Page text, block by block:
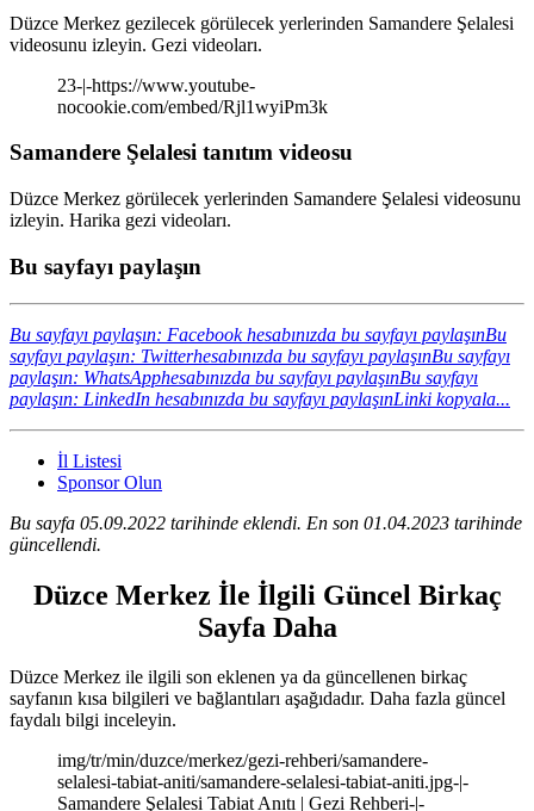
Düzce Merkez gezilecek görülecek yerlerinden Samandere Şelalesi
videosunu izleyin. Gezi videoları.
23-|-https://www.youtube-
nocookie.com/embed/Rjl1wyiPm3k
Samandere Şelalesi tanıtım videosu
Düzce Merkez görülecek yerlerinden Samandere Şelalesi videosunu
izleyin. Harika gezi videoları.
Bu sayfayı paylaşın
Bu sayfayı paylaşın: Facebook hesabınızda bu sayfayı paylaşınBu
sayfayı paylaşın: Twitterhesabınızda bu sayfayı paylaşınBu sayfayı
paylaşın: WhatsApphesabınızda bu sayfayı paylaşınBu sayfayı
paylaşın: LinkedIn hesabınızda bu sayfayı paylaşınLinki kopyala...
İl Listesi
Sponsor Olun
Bu sayfa 05.09.2022 tarihinde eklendi. En son 01.04.2023 tarihinde
güncellendi.
Düzce Merkez İle İlgili Güncel Birkaç
Sayfa Daha
Düzce Merkez ile ilgili son eklenen ya da güncellenen birkaç
sayfanın kısa bilgileri ve bağlantıları aşağıdadır. Daha fazla güncel
faydalı bilgi inceleyin.
img/tr/min/duzce/merkez/gezi-rehberi/samandere-
selalesi-tabiat-aniti/samandere-selalesi-tabiat-aniti.jpg-|-
Samandere Şelalesi Tabiat Anıtı | Gezi Rehberi-|-